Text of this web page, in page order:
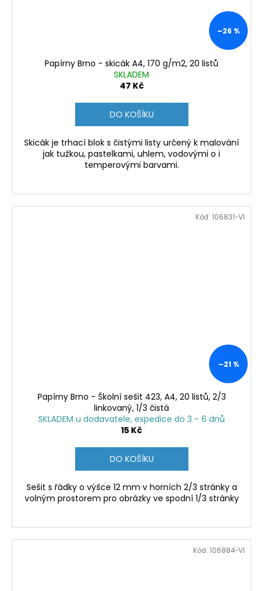
–26 %
Papírny Brno - skicák A4, 170 g/m2, 20 listů
SKLADEM
47 Kč
DO KOŠÍKU
Skicák je trhací blok s čistými listy určený k malování
jak tužkou, pastelkami, uhlem, vodovými o i
temperovými barvami.
–21 %
Papírny Brno - Školní sešit 423, A4, 20 listů, 2/3
linkovaný, 1/3 čistá
SKLADEM u dodavatele, expedice do 3 - 6 dnů
15 Kč
DO KOŠÍKU
Sešit s řádky o výšce 12 mm v horních 2/3 stránky a
volným prostorem pro obrázky ve spodní 1/3 stránky
Kód: 106831-VI
Kód: 106884-VI